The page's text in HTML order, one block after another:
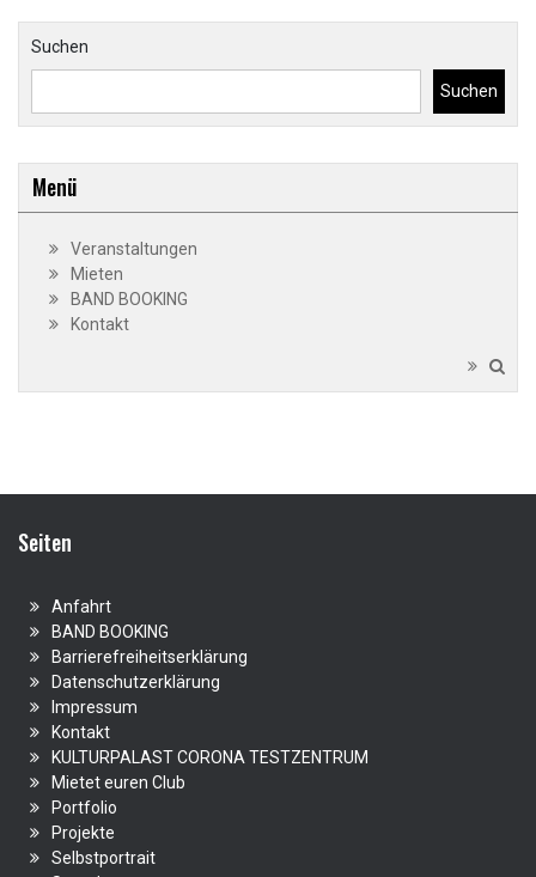
Suchen
Suchen
Menü
Veranstaltungen
Mieten
BAND BOOKING
Kontakt
Seiten
Anfahrt
BAND BOOKING
Barrierefreiheitserklärung
Datenschutzerklärung
Impressum
Kontakt
KULTURPALAST CORONA TESTZENTRUM
Mietet euren Club
Portfolio
Projekte
Selbstportrait